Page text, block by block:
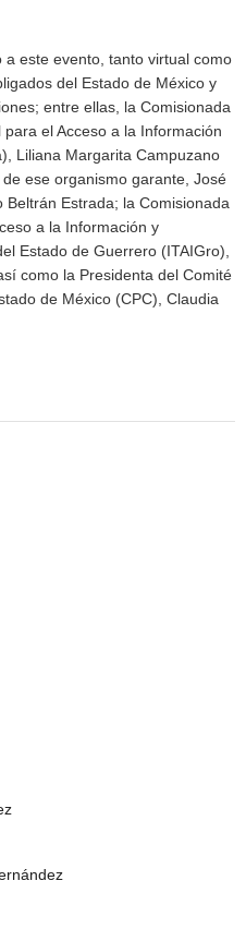
este evento, tanto virtual como
del Estado de México y
entre ellas, la Comisionada
el Acceso a la Información
Liliana Margarita Campuzano
ese organismo garante, José
Estrada; la Comisionada
a la Información y
Estado de Guerrero (ITAIGro),
como la Presidenta del Comité
de México (CPC), Claudia